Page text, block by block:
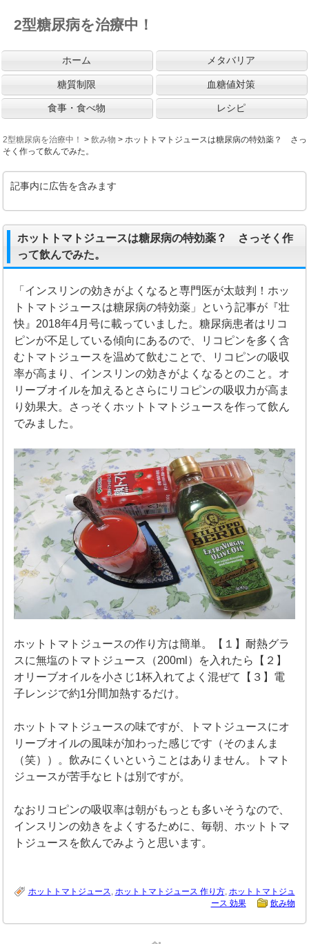
2型糖尿病を治療中！
ホーム メタバリア
糖質制限 血糖値対策
食事・食べ物 レシピ
2型糖尿病を治療中！ >飲み物 >ホットトマトジュースは糖尿病の特効薬？ さっ
そく作って飲んでみた。
記事内に広告を含みます
ホットトマトジュースは糖尿病の特効薬？ さっそく作
って飲んでみた。
「インスリンの効きがよくなると専門医が太鼓判！ホッ
トトマトジュースは糖尿病の特効薬」という記事が『壮
快』2018年4月号に載っていました。糖尿病患者はリコ
ピンが不足している傾向にあるので、リコピンを多く含
むトマトジュースを温めて飲むことで、リコピンの吸収
率が高まり、インスリンの効きがよくなるとのこと。オ
リーブオイルを加えるとさらにリコピンの吸収力が高ま
り効果大。さっそくホットトマトジュースを作って飲ん
でみました。
ホットトマトジュースの作り方は簡単。【１】耐熱グラ
スに無塩のトマトジュース（200ml）を入れたら【２】
オリーブオイルを小さじ1杯入れてよく混ぜて【３】電
子レンジで約1分間加熱するだけ。
ホットトマトジュースの味ですが、トマトジュースにオ
リーブオイルの風味が加わった感じです（そのまんま
（笑））。飲みにくいということはありません。トマト
ジュースが苦手なヒトは別ですが。
なおリコピンの吸収率は朝がもっとも多いそうなので、
インスリンの効きをよくするために、毎朝、ホットトマ
トジュースを飲んでみようと思います。
ホットトマトジュース, ホットトマトジュース 作り方, ホットトマトジュ
ース 効果
飲み物